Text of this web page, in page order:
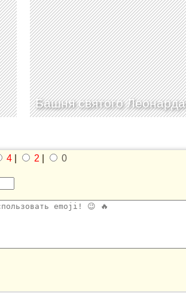
Башня святого Леонарда
4| 2
0